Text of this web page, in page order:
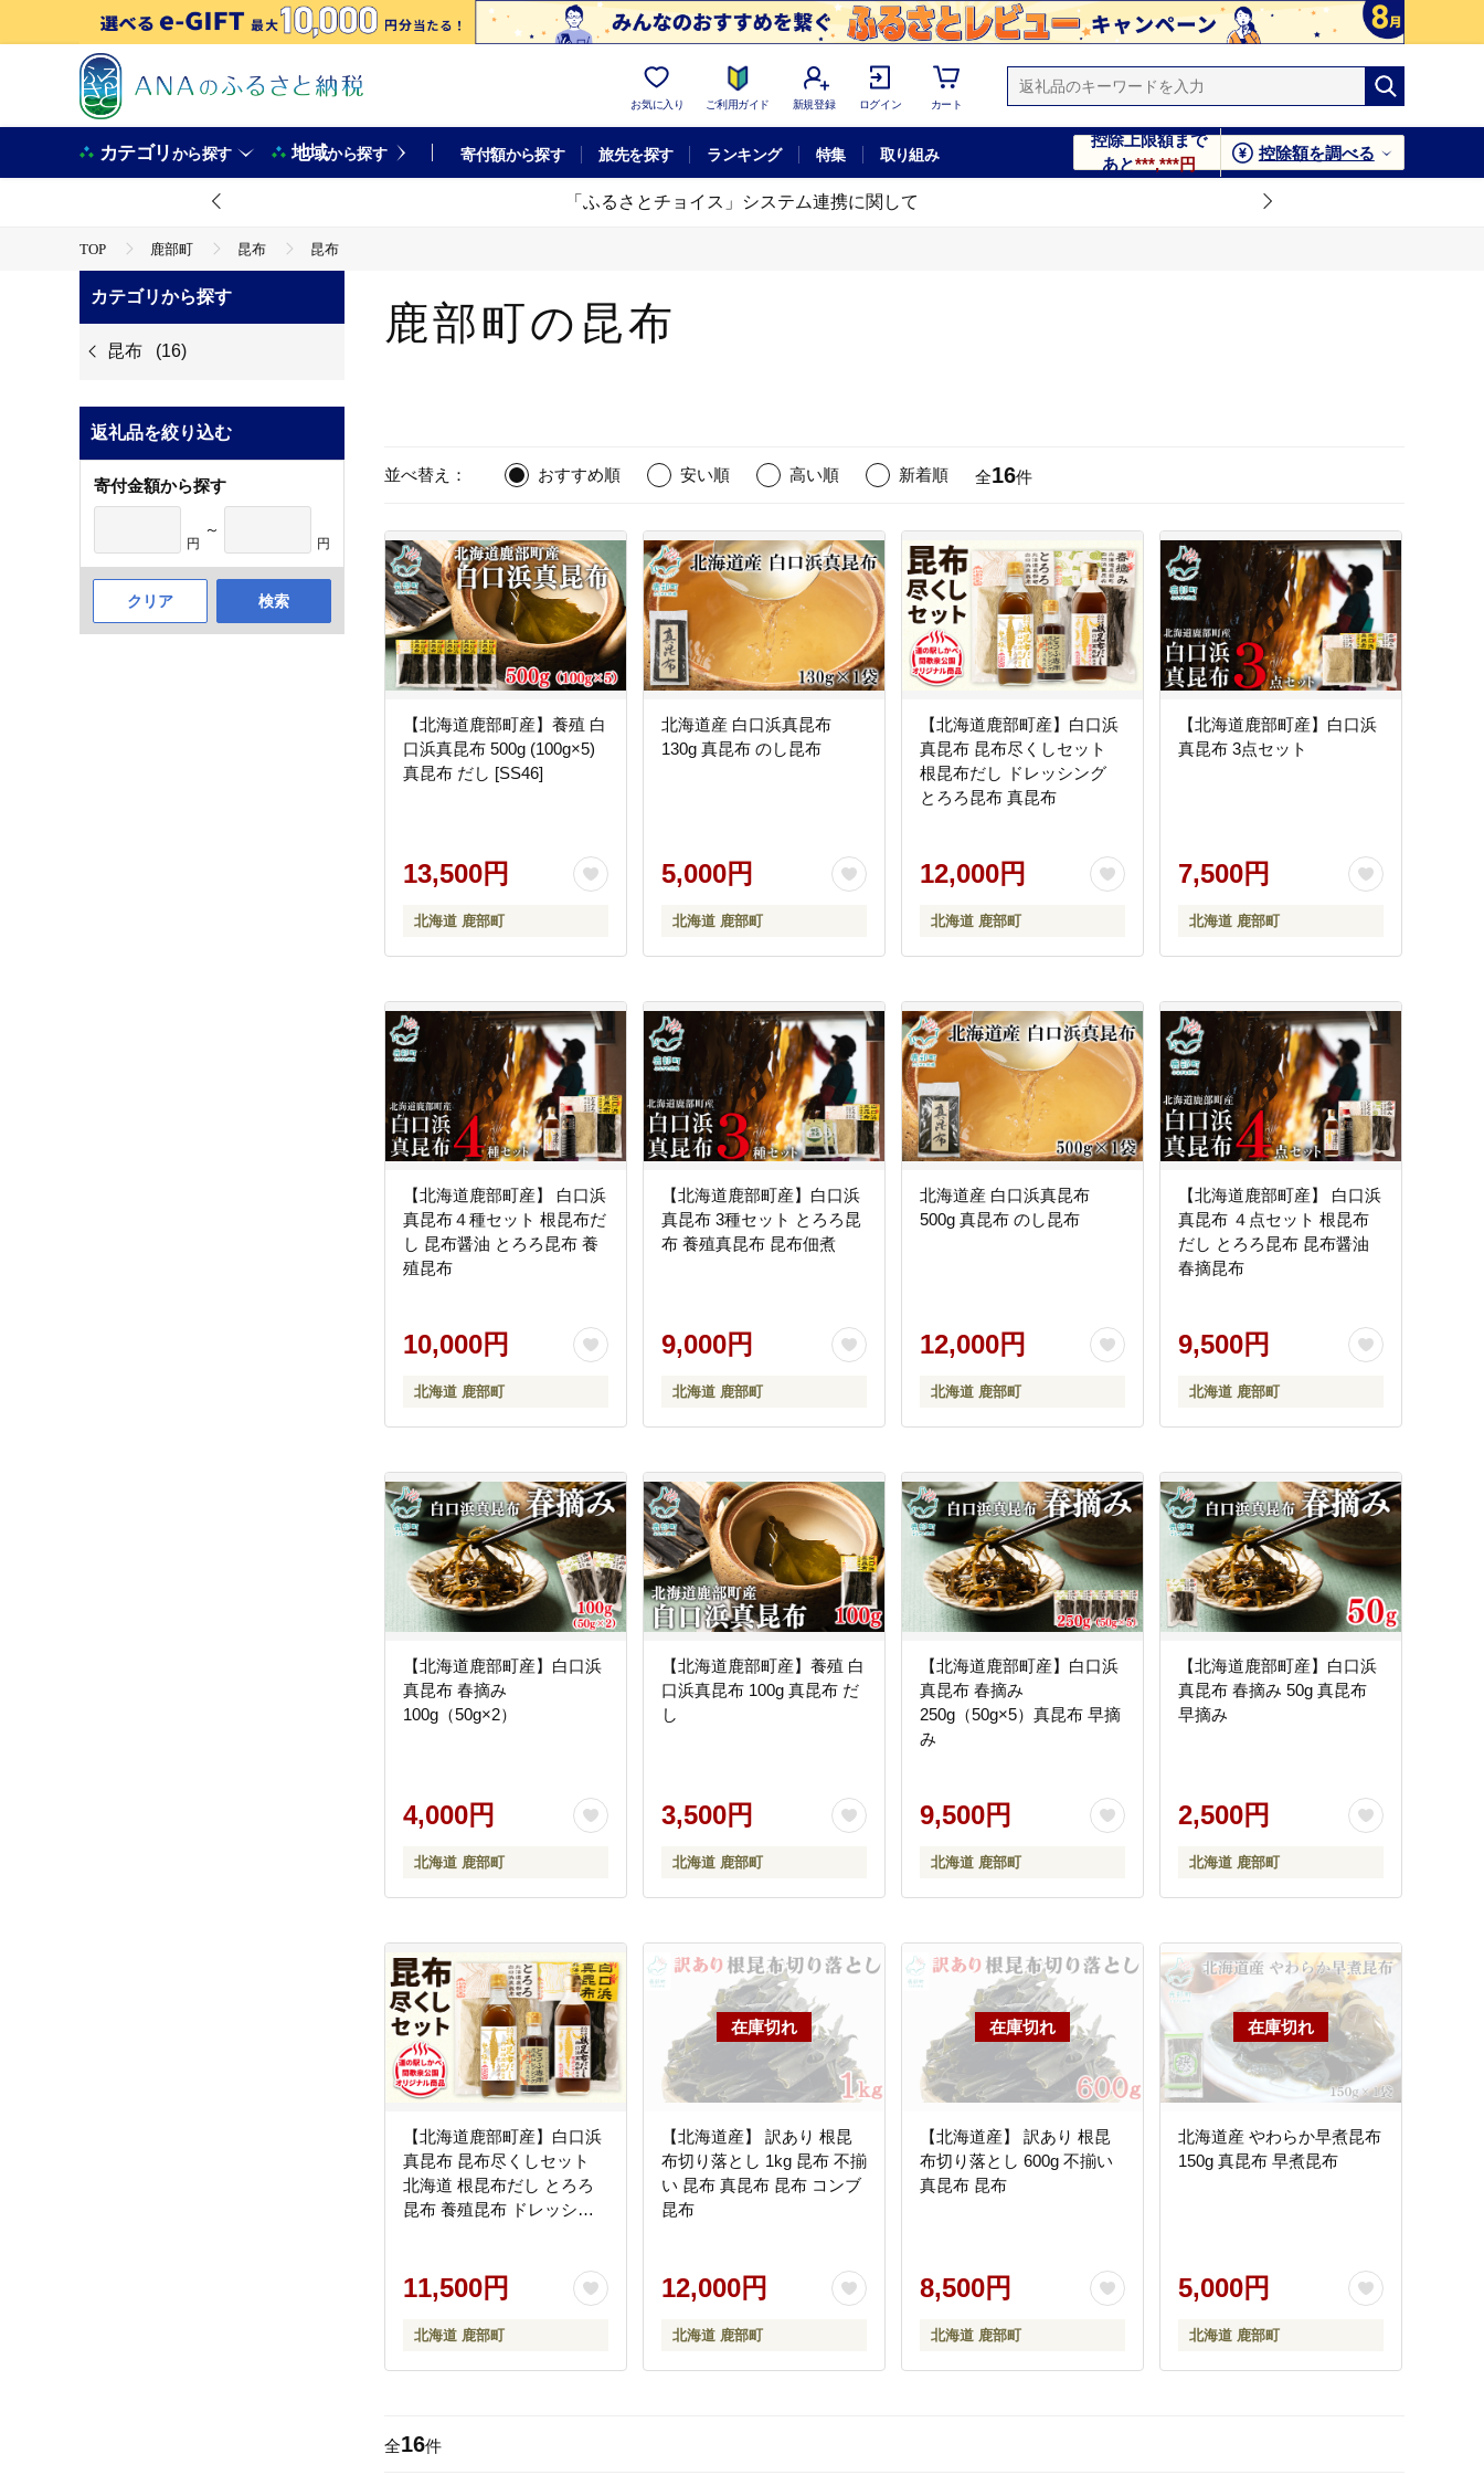
お気に入り ご利用ガイド 新規登録 ログイン カート
カテゴリから探す 地域から探す 寄付額から探す 旅先を探す ランキング 特集 取り組み
控除上限額まで
あと***,***円
控除額を調べる
「ふるさとチョイス」システム連携に関して
TOP 鹿部町 昆布 昆布
カテゴリから探す
昆布 (16)
返礼品を絞り込む
寄付金額から探す
円
～
円
クリア 検索
鹿部町の昆布
並べ替え： おすすめ順 安い順 高い順 新着順 全16件
【北海道鹿部町産】養殖 白
口浜真昆布 500g (100g×5)
真昆布 だし [SS46]
13,500円
北海道 鹿部町
北海道産 白口浜真昆布
130g 真昆布 のし昆布
5,000円
北海道 鹿部町
【北海道鹿部町産】白口浜
真昆布 昆布尽くしセット
根昆布だし ドレッシング
とろろ昆布 真昆布
12,000円
北海道 鹿部町
【北海道鹿部町産】白口浜
真昆布 3点セット
7,500円
北海道 鹿部町
【北海道鹿部町産】 白口浜
真昆布４種セット 根昆布だ
し 昆布醤油 とろろ昆布 養
殖昆布
10,000円
北海道 鹿部町
【北海道鹿部町産】白口浜
真昆布 3種セット とろろ昆
布 養殖真昆布 昆布佃煮
9,000円
北海道 鹿部町
北海道産 白口浜真昆布
500g 真昆布 のし昆布
12,000円
北海道 鹿部町
【北海道鹿部町産】 白口浜
真昆布 ４点セット 根昆布
だし とろろ昆布 昆布醤油
春摘昆布
9,500円
北海道 鹿部町
【北海道鹿部町産】白口浜
真昆布 春摘み
100g（50g×2）
4,000円
北海道 鹿部町
【北海道鹿部町産】養殖 白
口浜真昆布 100g 真昆布 だ
し
3,500円
北海道 鹿部町
【北海道鹿部町産】白口浜
真昆布 春摘み
250g（50g×5）真昆布 早摘
み
9,500円
北海道 鹿部町
【北海道鹿部町産】白口浜
真昆布 春摘み 50g 真昆布
早摘み
2,500円
北海道 鹿部町
【北海道鹿部町産】白口浜
真昆布 昆布尽くしセット
北海道 根昆布だし とろろ
昆布 養殖昆布 ドレッシン
11,500円
北海道 鹿部町
【北海道産】 訳あり 根昆
布切り落とし 1kg 昆布 不揃
い 昆布 真昆布 昆布 コンブ
昆布
12,000円
北海道 鹿部町
【北海道産】 訳あり 根昆
布切り落とし 600g 不揃い
真昆布 昆布
8,500円
北海道 鹿部町
北海道産 やわらか早煮昆布
150g 真昆布 早煮昆布
5,000円
北海道 鹿部町
全16件